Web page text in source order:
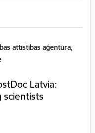
attīstības aģentūra,
Latvia: